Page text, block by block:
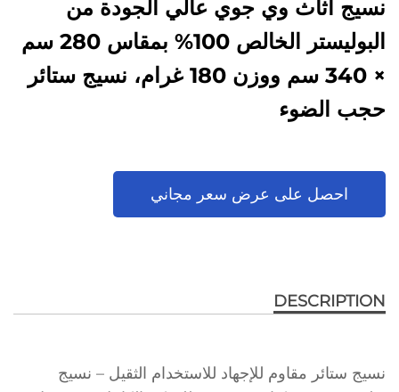
نسيج أثاث وي جوي عالي الجودة من
البوليستر الخالص 100% بمقاس 280 سم
× 340 سم ووزن 180 غرام، نسيج ستائر
حجب الضوء
احصل على عرض سعر مجاني
DESCRIPTION
نسيج ستائر مقاوم للإجهاد للاستخدام الثقيل – نسيج